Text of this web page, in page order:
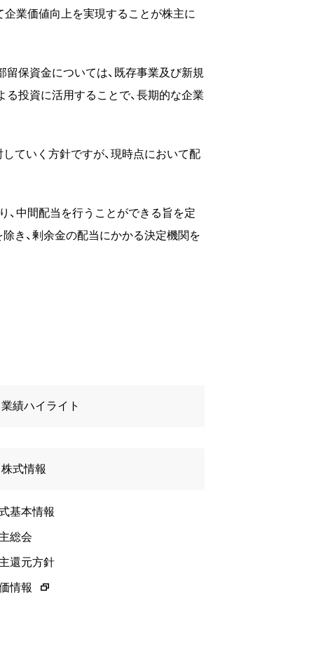
企業価値向上を実現することが株主に
留保資金については、既存事業及び新規
る投資に活用することで、長期的な企業
ていく方針ですが、現時点において配
、中間配当を行うことができる旨を定
き、剰余金の配当にかかる決定機関を
業績ハイライト
株式情報
基本情報
総会
還元方針
情報